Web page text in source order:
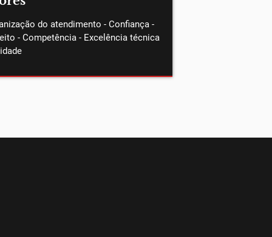
do atendimento - Confiança -
- Competência - Excelência técnica